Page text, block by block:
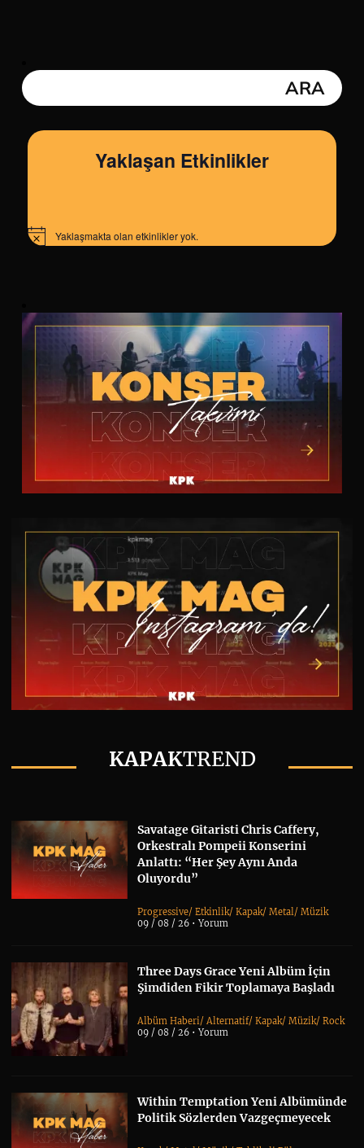
Yaklaşan Etkinlikler
Notice Yaklaşmakta olan etkinlikler yok.
KAPAKTREND
Savatage Gitaristi Chris Caffery,
Orkestralı Pompeii Konserini
Anlattı: “Her Şey Aynı Anda
Oluyordu”
Progressive/Etkinlik/Kapak/Metal/Müzik
09 / 08 / 26 •Yorum
Three Days Grace Yeni Albüm İçin
Şimdiden Fikir Toplamaya Başladı
Albüm Haberi/Alternatif/Kapak/Müzik/Rock
09 / 08 / 26 •Yorum
Within Temptation Yeni Albümünde
Politik Sözlerden Vazgeçmeyecek